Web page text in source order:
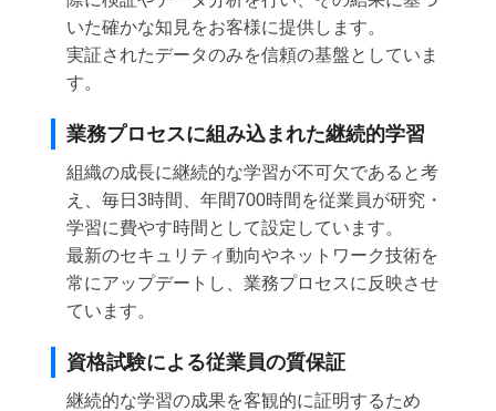
いた確かな知見をお客様に提供します。
実証されたデータのみを信頼の基盤としていま
す。
業務プロセスに組み込まれた継続的学習
組織の成長に継続的な学習が不可欠であると考
え、毎日3時間、年間700時間を従業員が研究・
学習に費やす時間として設定しています。
最新のセキュリティ動向やネットワーク技術を
常にアップデートし、業務プロセスに反映させ
ています。
資格試験による従業員の質保証
継続的な学習の成果を客観的に証明するため